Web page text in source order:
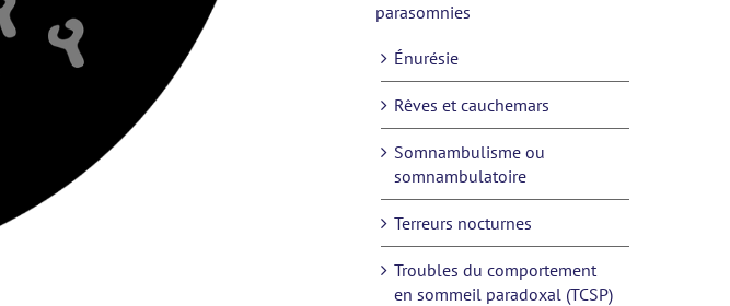
parasomnies
Énurésie
Rêves et cauchemars
Somnambulisme ou
somnambulatoire
Terreurs nocturnes
Troubles du comportement
en sommeil paradoxal (TCSP)